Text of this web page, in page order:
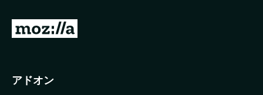
M
i
アドオン